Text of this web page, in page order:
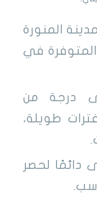
المنورة
المتوفرة في
درجة من
طويلة،
لحصر